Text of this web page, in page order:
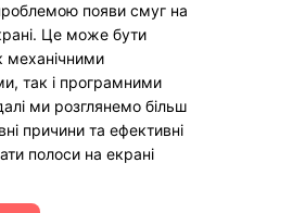
появи смуг на
Це може бути
механічними
так і програмними
ми розглянемо більш
причини та ефективні
полоси на екрані